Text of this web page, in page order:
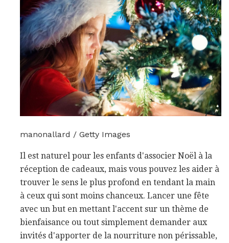
manonallard / Getty Images
Il est naturel pour les enfants d'associer Noël à la
réception de cadeaux, mais vous pouvez les aider à
trouver le sens le plus profond en tendant la main
à ceux qui sont moins chanceux. Lancer une fête
avec un but en mettant l'accent sur un thème de
bienfaisance ou tout simplement demander aux
invités d'apporter de la nourriture non périssable,